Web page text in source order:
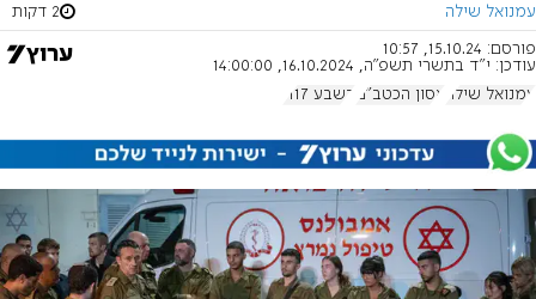
עמנואל שילה 2 דקות
פורסם: 15.10.24, 10:57
עודכן: י"ד בתשרי תשפ"ה, 16.10.2024, 14:00:00
עמנואל שילה
אסון הכטב"ם בשבע 1117